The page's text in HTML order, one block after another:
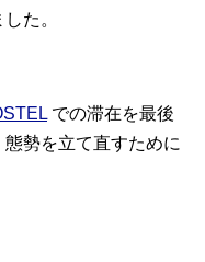
た。
での滞在を最後
勢を立て直すために